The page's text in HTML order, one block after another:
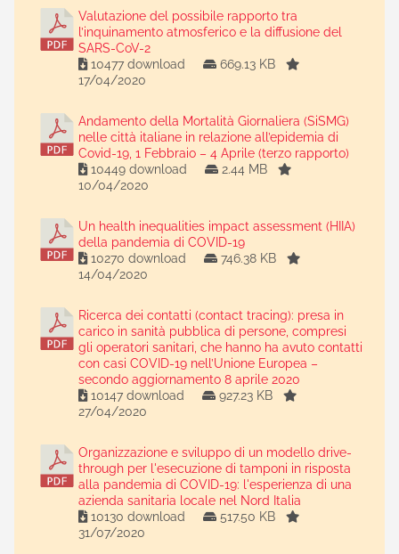
Valutazione del possibile rapporto tra
l’inquinamento atmosferico e la diffusione del
SARS-CoV-2
10477 download
669.13 KB
17/04/2020
Andamento della Mortalità Giornaliera (SiSMG)
nelle città italiane in relazione all’epidemia di
Covid-19, 1 Febbraio – 4 Aprile (terzo rapporto)
10449 download
2.44 MB
10/04/2020
Un health inequalities impact assessment (HIIA)
della pandemia di COVID-19
10270 download
746.38 KB
14/04/2020
Ricerca dei contatti (contact tracing): presa in
carico in sanità pubblica di persone, compresi
gli operatori sanitari, che hanno ha avuto contatti
con casi COVID-19 nell’Unione Europea –
secondo aggiornamento 8 aprile 2020
10147 download
927.23 KB
27/04/2020
Organizzazione e sviluppo di un modello drive-
through per l'esecuzione di tamponi in risposta
alla pandemia di COVID-19: l'esperienza di una
azienda sanitaria locale nel Nord Italia
10130 download
517.50 KB
31/07/2020